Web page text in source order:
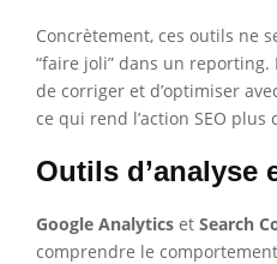
Concrètement, ces outils ne
“faire joli” dans un
de corriger et d’optimiser
ce qui rend l’action SEO
Outils d’analyse
Google Analytics et Search
comprendre le